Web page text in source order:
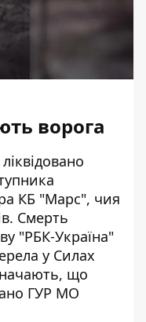
ворога
КБ "Марс", чия
Смерть
"РБК-Україна"
у Силах
що
ГУР МО